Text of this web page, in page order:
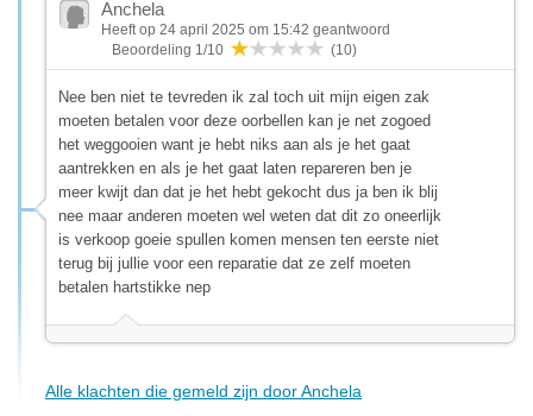
Anchela
Heeft op 24 april 2025 om 15:42 geantwoord
Beoordeling 1/10
(10)
Nee ben niet te tevreden ik zal toch uit mijn eigen zak
moeten betalen voor deze oorbellen kan je net zogoed
het weggooien want je hebt niks aan als je het gaat
aantrekken en als je het gaat laten repareren ben je
meer kwijt dan dat je het hebt gekocht dus ja ben ik blij
nee maar anderen moeten wel weten dat dit zo oneerlijk
is verkoop goeie spullen komen mensen ten eerste niet
terug bij jullie voor een reparatie dat ze zelf moeten
betalen hartstikke nep
Alle klachten die gemeld zijn door Anchela